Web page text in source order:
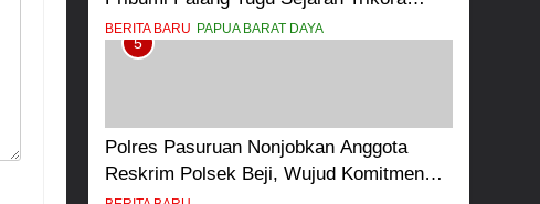
Teminabuan
BERITA BARU PAPUA BARAT DAYA
5
Polres Pasuruan Nonjobkan Anggota
Reskrim Polsek Beji, Wujud Komitmen
Transparansi Penanganan Dugaan